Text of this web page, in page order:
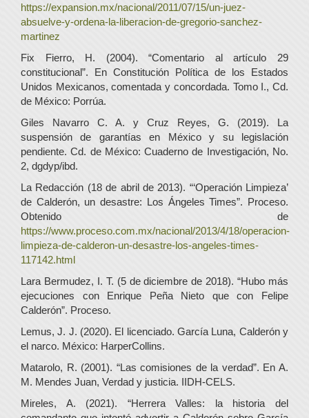
https://expansion.mx/nacional/2011/07/15/un-juez-
absuelve-y-ordena-la-liberacion-de-gregorio-sanchez-
martinez
Fix Fierro, H. (2004). “Comentario al artículo 29
constitucional”. En Constitución Política de los Estados
Unidos Mexicanos, comentada y concordada. Tomo I., Cd.
de México: Porrúa.
Giles Navarro C. A. y Cruz Reyes, G. (2019). La
suspensión de garantías en México y su legislación
pendiente. Cd. de México: Cuaderno de Investigación, No.
2, dgdyp/ibd.
La Redacción (18 de abril de 2013). “‘Operación Limpieza’
de Calderón, un desastre: Los Ángeles Times”. Proceso.
Obtenido de
https://www.proceso.com.mx/nacional/2013/4/18/operacion-
limpieza-de-calderon-un-desastre-los-angeles-times-
117142.html
Lara Bermudez, I. T. (5 de diciembre de 2018). “Hubo más
ejecuciones con Enrique Peña Nieto que con Felipe
Calderón”. Proceso.
Lemus, J. J. (2020). El licenciado. García Luna, Calderón y
el narco. México: HarperCollins.
Matarolo, R. (2001). “Las comisiones de la verdad”. En A.
M. Mendes Juan, Verdad y justicia. IIDH-CELS.
Mireles, A. (2021). “Herrera Valles: la historia del